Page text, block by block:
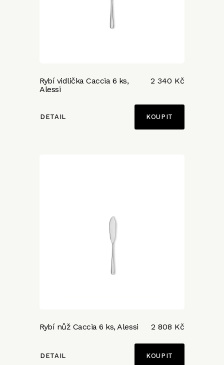
Rybí vidlička Caccia 6 ks,
Alessi
2 340 Kč
DETAIL
Rybí nůž Caccia 6 ks, Alessi 2 808 Kč
DETAIL